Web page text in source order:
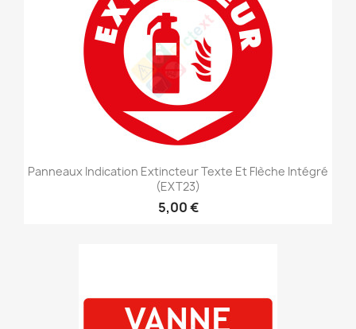
Panneaux Indication Extincteur Texte Et Flèche Intégré
(EXT23)
5,00 €